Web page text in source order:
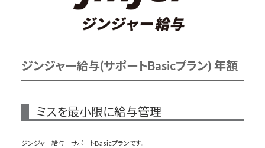
https://admina.moneyforward.com/jp/pricing
ジンジャー給与(サポートBasicプラン) 年額
ミスを最小限に給与管理
ジンジャー給与 サポートBasicプランです。